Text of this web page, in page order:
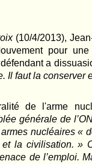
(10/4/2013),
pour une
a
Il faut la conserver
de l'arme
générale de
nucléaires «
la civilisation. »
de l’emploi.